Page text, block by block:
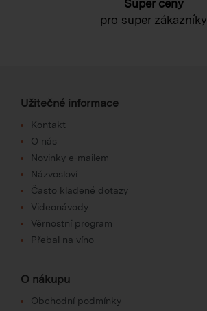
Super ceny
pro super zákazníky
Užitečné informace
Kontakt
O nás
Novinky e-mailem
Názvosloví
Často kladené dotazy
Videonávody
Věrnostní program
Přebal na víno
O nákupu
Obchodní podmínky